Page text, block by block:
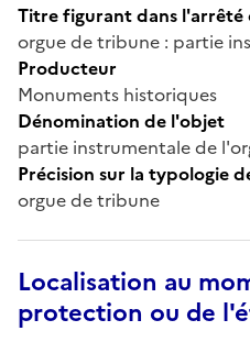
Titre figurant dans l'arrêté
orgue de tribune : partie
Producteur
Monuments historiques
Dénomination de l'objet
partie instrumentale de
Précision sur la typologie
orgue de tribune
Localisation au
protection ou de